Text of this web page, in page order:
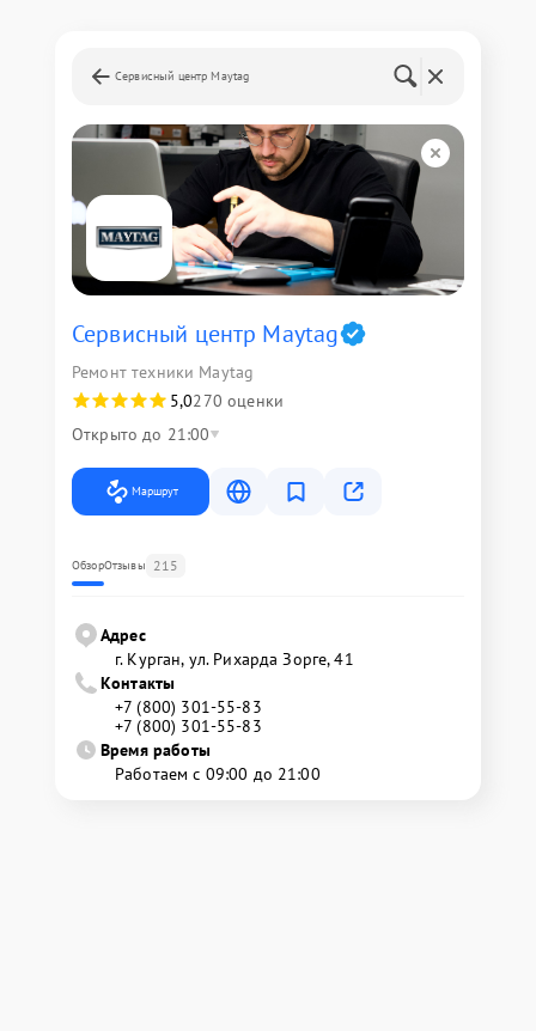
Сервисный центр Maytag
Сервисный центр Maytag
Ремонт техники Maytag
5,0270 оценки
Открыто до 21:00
Маршрут
ОбзорОтзывы 215
Адрес
г. Курган, ул. Рихарда Зорге, 41
Контакты
+7 (800) 301-55-83
+7 (800) 301-55-83
Время работы
Работаем с 09:00 до 21:00